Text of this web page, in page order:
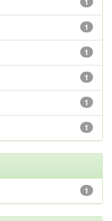
1
1
1
1
1
1